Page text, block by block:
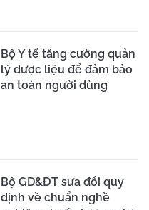
Bộ Y tế tăng cường quản
lý dược liệu để đảm bảo
an toàn người dùng
Bộ GD&ĐT sửa đổi quy
định về chuẩn nghề